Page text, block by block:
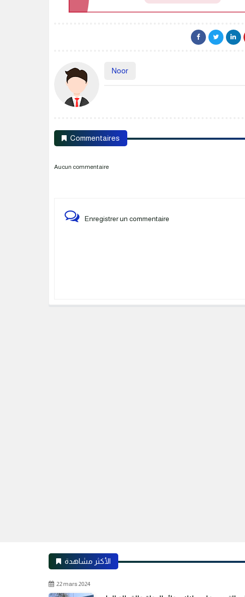
Noor
Commentaires
Aucun commentaire
Enregistrer un commentaire
الأكثر مشاهدة
22 mars 2024